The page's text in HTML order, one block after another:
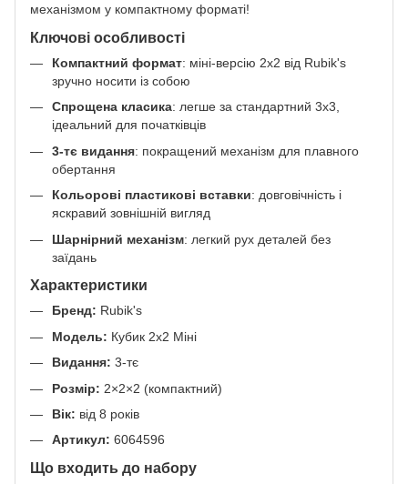
механізмом у компактному форматі!
Ключові особливості
Компактний формат: міні-версію 2х2 від Rubik's
зручно носити із собою
Спрощена класика: легше за стандартний 3х3,
ідеальний для початківців
3-тє видання: покращений механізм для плавного
обертання
Кольорові пластикові вставки: довговічність і
яскравий зовнішній вигляд
Шарнірний механізм: легкий рух деталей без
заїдань
Характеристики
Бренд: Rubik's
Модель: Кубик 2х2 Міні
Видання: 3-тє
Розмір: 2×2×2 (компактний)
Вік: від 8 років
Артикул: 6064596
Що входить до набору